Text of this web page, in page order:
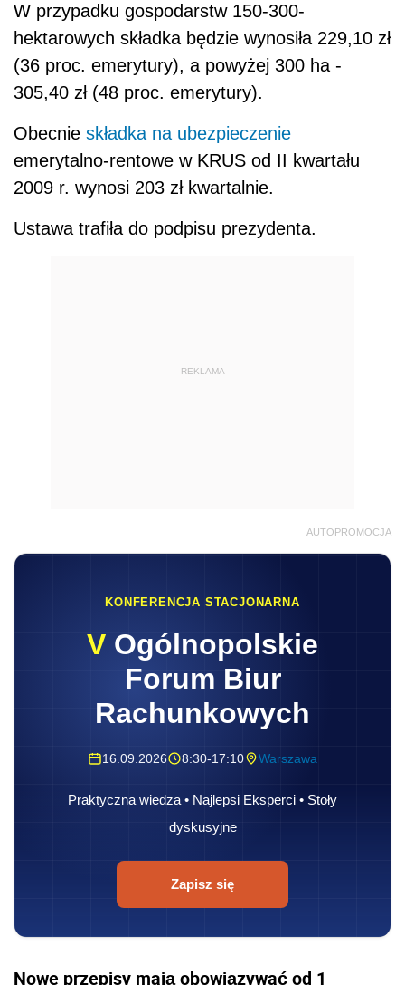
W przypadku gospodarstw 150-300-
hektarowych składka będzie wynosiła 229,10 zł
(36 proc. emerytury), a powyżej 300 ha -
305,40 zł (48 proc. emerytury).
Obecnie składka na ubezpieczenie
emerytalno-rentowe w KRUS od II kwartału
2009 r. wynosi 203 zł kwartalnie.
Ustawa trafiła do podpisu prezydenta.
REKLAMA
AUTOPROMOCJA
KONFERENCJA STACJONARNA
V Ogólnopolskie
Forum Biur
Rachunkowych
16.09.2026 8:30-17:10 Warszawa
Praktyczna wiedza • Najlepsi Eksperci • Stoły
dyskusyjne
Zapisz się
Nowe przepisy mają obowiązywać od 1